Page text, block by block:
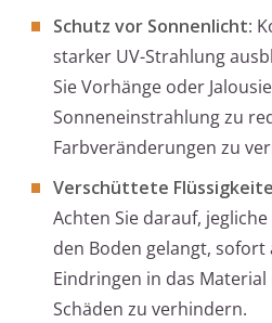
Schutz vor Sonnenlicht:
starker UV-Strahlung
Sie Vorhänge oder
Sonneneinstrahlung zu
Farbveränderungen zu
Verschüttete
Achten Sie darauf,
den Boden gelangt,
Eindringen in das
Schäden zu verhindern.